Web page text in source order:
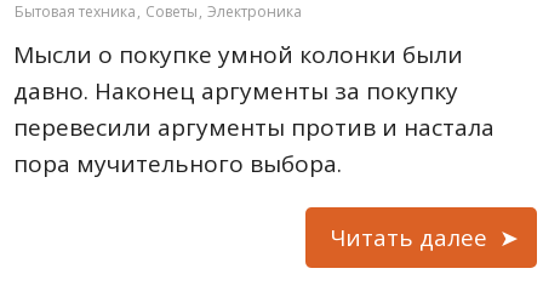
Бытовая техника, Советы, Электроника
Мысли о покупке умной колонки были
давно. Наконец аргументы за покупку
перевесили аргументы против и настала
пора мучительного выбора.
Читать далее